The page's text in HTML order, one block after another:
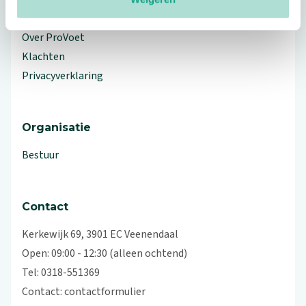
Workshops en lezingen
Over ProVoet
Klachten
Privacyverklaring
Organisatie
Bestuur
Contact
Kerkewijk 69, 3901 EC Veenendaal
Open: 09:00 - 12:30 (alleen ochtend)
Tel: 0318-551369
Contact:contactformulier